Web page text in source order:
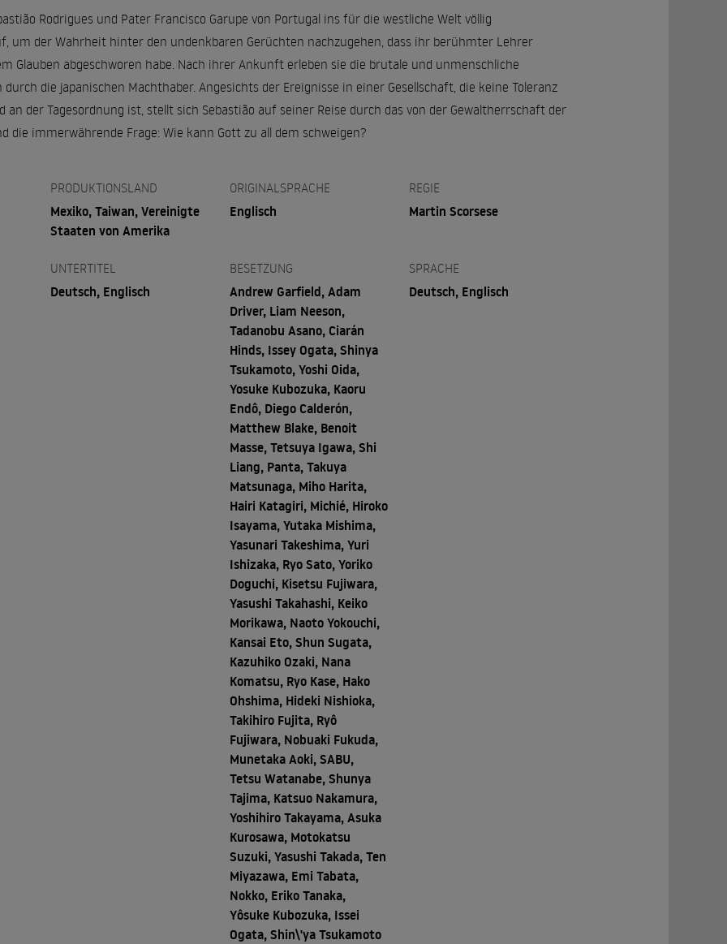
Rodrigues und Pater Francisco Garupe von Portugal ins für die westliche Welt völlig
um der Wahrheit hinter den undenkbaren Gerüchten nachzugehen, dass ihr berühmter Lehrer
Glauben abgeschworen habe. Nach ihrer Ankunft erleben sie die brutale und unmenschliche
die japanischen Machthaber. Angesichts der Ereignisse in einer Gesellschaft, die keine Toleranz
an der Tagesordnung ist, stellt sich Sebastião auf seiner Reise durch das von der Gewaltherrschaft der
die immerwährende Frage: Wie kann Gott zu all dem schweigen?
PRODUKTIONSLAND
Mexiko, Taiwan, Vereinigte
Staaten von Amerika
ORIGINALSPRACHE
Englisch
REGIE
Martin Scorsese
UNTERTITEL
Deutsch, Englisch
BESETZUNG
Andrew Garfield, Adam
Driver, Liam Neeson,
Tadanobu Asano, Ciarán
Hinds, Issey Ogata, Shinya
Tsukamoto, Yoshi Oida,
Yosuke Kubozuka, Kaoru
Endô, Diego Calderón,
Matthew Blake, Benoit
Masse, Tetsuya Igawa, Shi
Liang, Panta, Takuya
Matsunaga, Miho Harita,
Hairi Katagiri, Michié, Hiroko
Isayama, Yutaka Mishima,
Yasunari Takeshima, Yuri
Ishizaka, Ryo Sato, Yoriko
Doguchi, Kisetsu Fujiwara,
Yasushi Takahashi, Keiko
Morikawa, Naoto Yokouchi,
Kansai Eto, Shun Sugata,
Kazuhiko Ozaki, Nana
Komatsu, Ryo Kase, Hako
Ohshima, Hideki Nishioka,
Takihiro Fujita, Ryô
Fujiwara, Nobuaki Fukuda,
Munetaka Aoki, SABU,
Tetsu Watanabe, Shunya
Tajima, Katsuo Nakamura,
Yoshihiro Takayama, Asuka
Kurosawa, Motokatsu
Suzuki, Yasushi Takada, Ten
Miyazawa, Emi Tabata,
Nokko, Eriko Tanaka,
Yôsuke Kubozuka, Issei
Ogata, Shin\'ya Tsukamoto
SPRACHE
Deutsch, Englisch